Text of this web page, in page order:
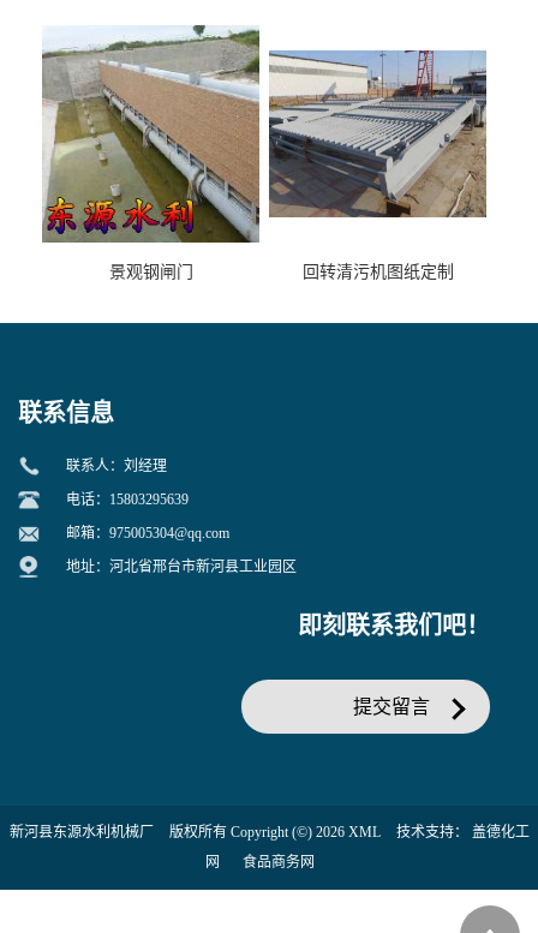
景观钢闸门 回转清污机图纸定制
联系信息
联系人：刘经理
电话：15803295639
邮箱： 975005304@qq.com
地址：河北省邢台市新河县工业园区
即刻联系我们吧！
提交留言
新河县东源水利机械厂 版权所有 Copyright (©) 2026 XML 技术支持： 盖德化工
网
食品商务网